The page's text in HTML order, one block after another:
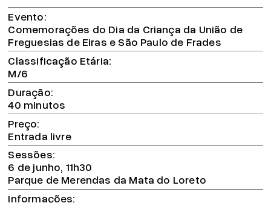
Evento
Comemorações do Dia da Criança da União de
Freguesias de Eiras e São Paulo de Frades
Classificação Etária
M/6
Duração
40 minutos
Preço
Entrada livre
Sessões
6 de junho, 11h30
Parque de Merendas da Mata do Loreto
Informações